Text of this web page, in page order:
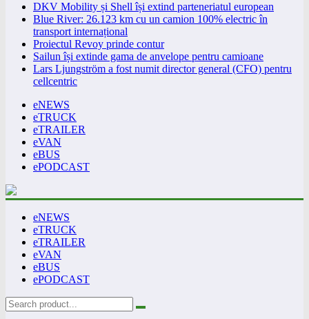
DKV Mobility și Shell își extind parteneriatul european
Blue River: 26.123 km cu un camion 100% electric în
transport internațional
Proiectul Revoy prinde contur
Sailun își extinde gama de anvelope pentru camioane
Lars Ljungström a fost numit director general (CFO) pentru
cellcentric
eNEWS
eTRUCK
eTRAILER
eVAN
eBUS
ePODCAST
eNEWS
eTRUCK
eTRAILER
eVAN
eBUS
ePODCAST